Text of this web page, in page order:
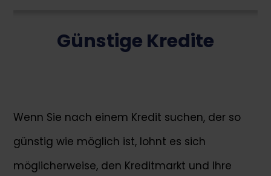
Günstige Kredite
Wenn Sie nach einem Kredit suchen, der so
günstig wie möglich ist, lohnt es sich
möglicherweise, den Kreditmarkt und Ihre